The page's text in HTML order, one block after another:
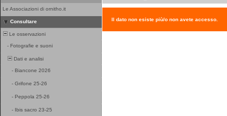
Le Associazioni di ornitho.it
Consultare
Le osservazioni
- Fotografie e suoni
Dati e analisi
- Biancone 2026
- Grifone 25-26
- Peppola 25-26
- Ibis sacro 23-25
Il dato non esiste più/o non avete accesso.